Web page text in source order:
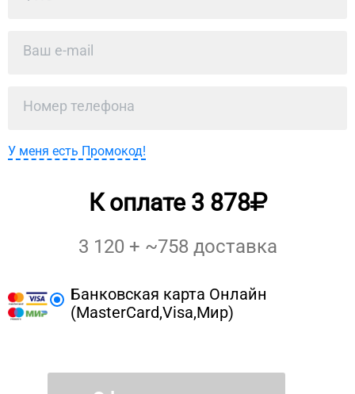
У меня есть Промокод!
К оплате 3 878
3 120 + ~758 доставка
Банковская карта Онлайн
(MasterCard,Visa,Мир)